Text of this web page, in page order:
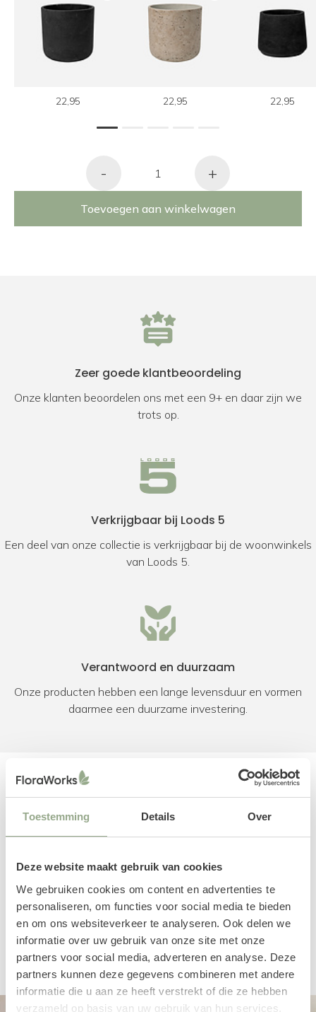
Toestemming Details Over
Deze website maakt gebruik van cookies
We gebruiken cookies om content en advertenties te
personaliseren, om functies voor social media te bieden
en om ons websiteverkeer te analyseren. Ook delen we
informatie over uw gebruik van onze site met onze
partners voor social media, adverteren en analyse. Deze
partners kunnen deze gegevens combineren met andere
informatie die u aan ze heeft verstrekt of die ze hebben
verzameld op basis van uw gebruik van hun services.
22,95 22,95 22,95
1
- +
Toevoegen aan winkelwagen
Zeer goede klantbeoordeling
Onze klanten beoordelen ons met een 9+ en daar zijn we
trots op.
Verkrijgbaar bij Loods 5
Een deel van onze collectie is verkrijgbaar bij de woonwinkels
van Loods 5.
Verantwoord en duurzaam
Onze producten hebben een lange levensduur en vormen
daarmee een duurzame investering.
Reviews
Een productbeoordeling toevoegen